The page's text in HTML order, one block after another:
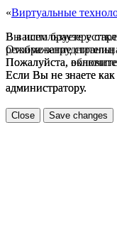
«Виртуальные
В вашем браузере
режиме
Пожалуйста,
Если Вы не знаете как
администратору.
Вы используете
Отображение страниц
Пожалуйста,
Если Вы не знаете как
администратору.
Close Save changes